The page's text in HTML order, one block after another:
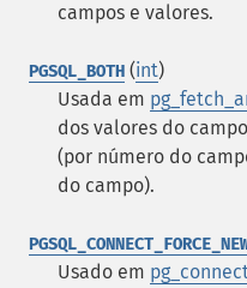
campos e valores.
PGSQL_BOTH (int)
Usada em
dos valores do
(por número do
do campo).
Usado em